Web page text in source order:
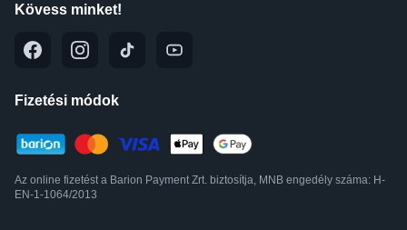
Kövess minket!
Fizetési módok
Az online fizetést a Barion Payment Zrt. biztosítja, MNB engedély száma: H-
EN-1-1064/2013